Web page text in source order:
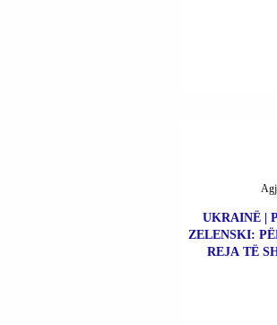
UKRAINË |
ZELENSKI:
REJA TË